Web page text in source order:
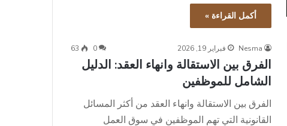
أكمل القراءة »
Nesma فبراير 19, 2026 0
63
الفرق بين الاستقالة وانهاء العقد: الدليل
الشامل للموظفين
الفرق بين الاستقالة وانهاء العقد من أكثر المسائل
القانونية التي تهم الموظفين في سوق العمل